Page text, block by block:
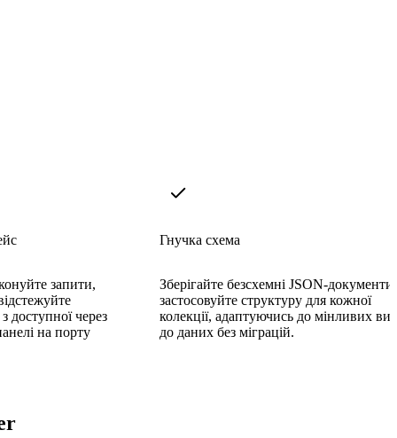
запити,
доступної через
на порту
Гнучка схема
Зберігайте безсхемні JSON-документи
застосовуйте структуру для кожної
колекції, адаптуючись до мінливих
до даних без міграцій.